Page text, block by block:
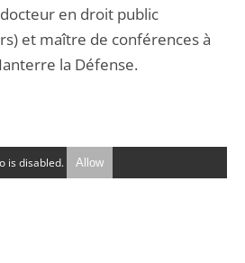
en droit public
et maître de conférences à
la Défense.
is disabled. Allow